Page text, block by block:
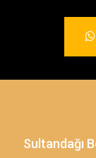
Sultandağı